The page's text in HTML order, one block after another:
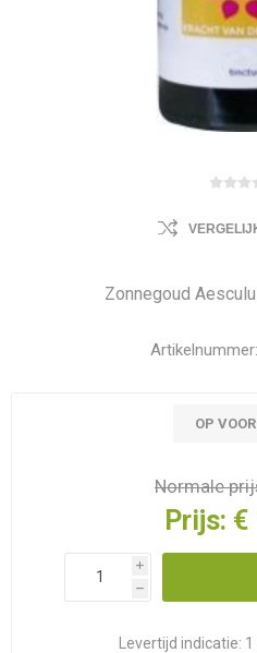
Zonnegoud
Artikelnummer:
OP
Normale
Prijs: €
i
h
Levertijd indicatie: